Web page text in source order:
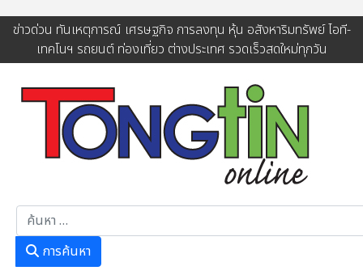
ข่าวด่วน ทันเหตุการณ์ เศรษฐกิจ การลงทุน หุ้น อสังหาริมทรัพย์ ไอที-
เทคโนฯ รถยนต์ ท่องเที่ยว ต่างประเทศ รวดเร็วสดใหม่ทุกวัน
การค้นหา